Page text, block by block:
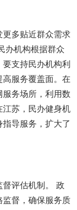
多贴近群众需求
办机构根据群众
支持民办机构利
服务覆盖面。在
务场所，利用数
苏，民办健身机
导服务，扩大了
评估机制。 政
监督，确保服务质